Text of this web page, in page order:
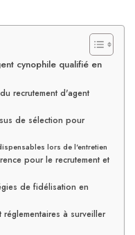
cynophile qualifié en
recrutement d'agent
de sélection pour
lors de l'entretien
pour le recrutement et
de fidélisation en
à surveiller